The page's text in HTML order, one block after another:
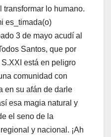
transformar lo humano.
es_timada(o)
3 de mayo acudí al
Santos, que por
está en peligro
comunidad con
en su afán de darle
esa magia natural y
el seno de la
y nacional. ¡Ah